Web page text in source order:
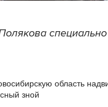
область
зной